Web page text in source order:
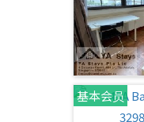
基本会员